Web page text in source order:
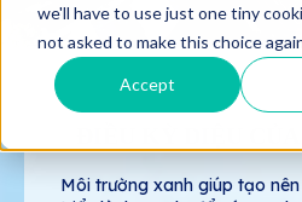
we'll have to use just one tiny
not asked to make this choice
Accept
ĐIỀU KỲ DIỆU
Môi trường xanh giúp tạo